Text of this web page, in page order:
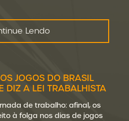
Lendo
JOGOS DO BRASIL
DIZ A LEI TRABALHISTA
de trabalho: afinal, os
à folga nos dias de jogos